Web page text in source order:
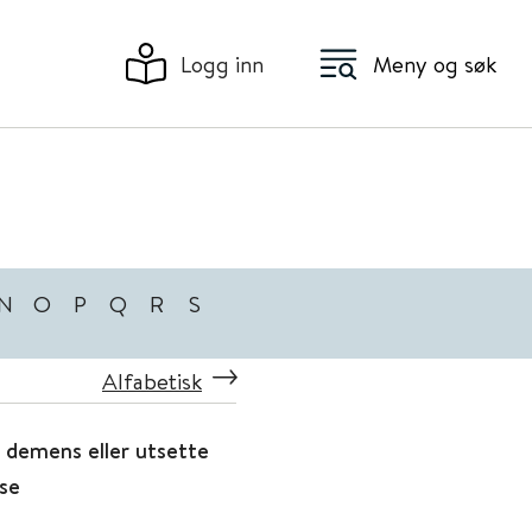
Logg inn Meny og søk
O P Q R S
Alfabetisk
eller utsette